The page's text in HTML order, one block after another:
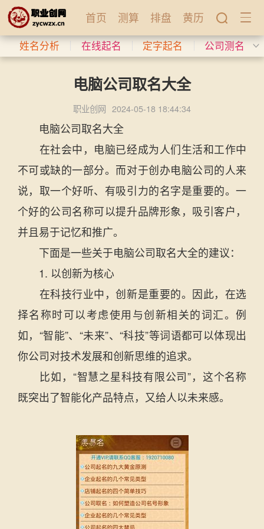
首页 测算 排盘 黄历
姓名分析 在线起名 定字起名 公司测名
电脑公司取名大全
职业创网 2024-05-18 18:44:34
电脑公司取名大全
在社会中，电脑已经成为人们生活和工作中
不可或缺的一部分。而对于创办电脑公司的人来
说，取一个好听、有吸引力的名字是重要的。一
个好的公司名称可以提升品牌形象，吸引客户，
并且易于记忆和推广。
下面是一些关于电脑公司取名大全的建议：
1. 以创新为核心
在科技行业中，创新是重要的。因此，在选
择名称时可以考虑使用与创新相关的词汇。例
如，“智能”、“未来”、“科技”等词语都可以体现出
你公司对技术发展和创新思维的追求。
比如，“智慧之星科技有限公司”，这个名称
既突出了智能化产品特点，又给人以未来感。